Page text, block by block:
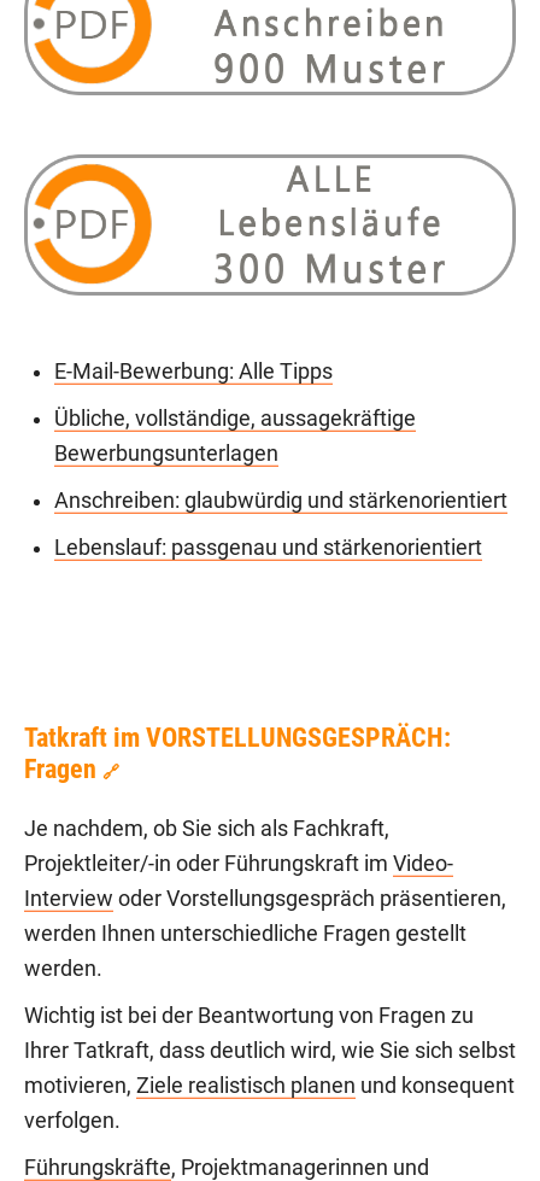
E-Mail-Bewerbung: Alle Tipps
Übliche, vollständige, aussagekräftige
Bewerbungsunterlagen
Anschreiben: glaubwürdig und stärkenorientiert
Lebenslauf: passgenau und stärkenorientiert
Tatkraft im VORSTELLUNGSGESPRÄCH:
Fragen 🔗
Je nachdem, ob Sie sich als Fachkraft,
Projektleiter/-in oder Führungskraft im Video-
Interview oder Vorstellungsgespräch präsentieren,
werden Ihnen unterschiedliche Fragen gestellt
werden.
Wichtig ist bei der Beantwortung von Fragen zu
Ihrer Tatkraft, dass deutlich wird, wie Sie sich selbst
motivieren, Ziele realistisch planen und konsequent
verfolgen.
Führungskräfte, Projektmanagerinnen und